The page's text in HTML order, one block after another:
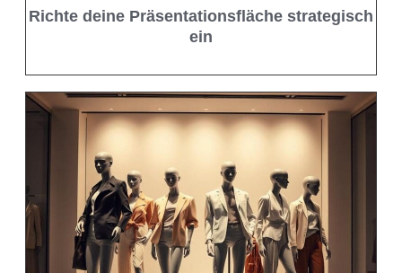
Richte deine Präsentationsfläche strategisch
ein